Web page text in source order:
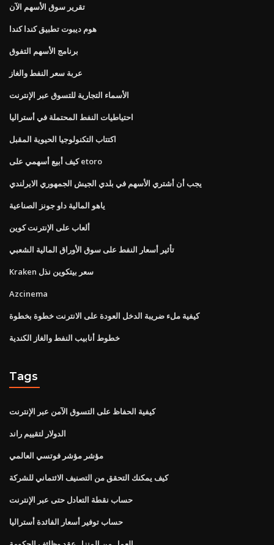
تقرير سوق الأسهم الآن
هوم ديبوت تطبيق كندا كندا
برنامج الأسهم التفوق
عربة سعر النفط والغاز
الأسماء التجارية للتسوق عبر الإنترنت
احتياطيات النفط المحتملة في أستراليا
اكتتاب التكنولوجيا الحيوية المقبل
كيف أبيع أسهمي على etoro
يجب أن أشتري الأسهم في بلدي الجيش الجمهوري الايرلندي
ياهو المالية داو جونز الصناعية
ألعاب على الإنترنت كوين
تأثير أسعار النفط على سوق الأوراق المالية الشعبي
Kraken سعر بيتكوين نذل
Azcinema
كيفية ملء ضريبة الدخل العودة على الانترنت خطوة بخطوة
خطوط أنابيب النفط والغاز الكندية
Tags
كيفية الحفاظ على التسوق الآمن عبر الإنترنت
الدولار لتقييم راند
مؤشر مؤشر فوتسي العالمي
كيف يمكنك التحقق من التصنيف الائتماني للشركة
حساب نقطة التعادل حتى عبر الإنترنت
حساب توفير أسعار الفائدة أستراليا